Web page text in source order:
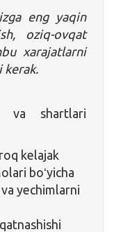
eng yaqin
oziq-ovqat
xarajatlarni
kerak.
va shartlari
kelajak
boʻyicha
yechimlarni